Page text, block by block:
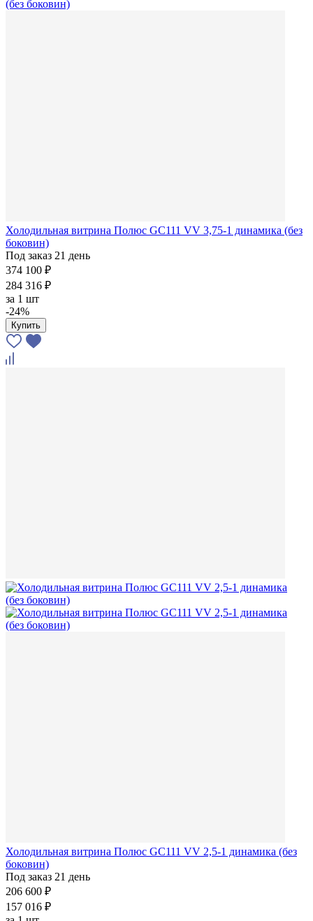
Холодильная витрина Полюс GC111 VV 3,75-1 динамика (без
боковин)
Под заказ 21 день
374 100 ₽
284 316 ₽
за 1 шт
-24%
Купить
Холодильная витрина Полюс GC111 VV 2,5-1 динамика (без
боковин)
Под заказ 21 день
206 600 ₽
157 016 ₽